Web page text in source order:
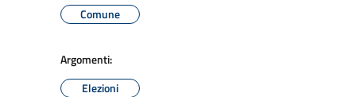
Comune
Argomenti:
Elezioni